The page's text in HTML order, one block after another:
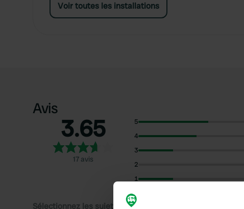
Voir toutes les installations
Avis
3.65
17 avis
5
4
3
2
1
Sélectionnez les sujets pour lire les critiques :